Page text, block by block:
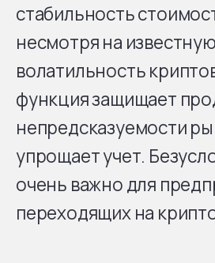
стабильность
несмотря на известную
волатильность
функция защищает
непредсказуемости
упрощает учет.
очень важно для
переходящих на